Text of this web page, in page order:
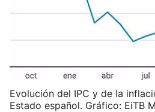
Evolución del IPC y de la
Estado español. Gráfico: EiTB